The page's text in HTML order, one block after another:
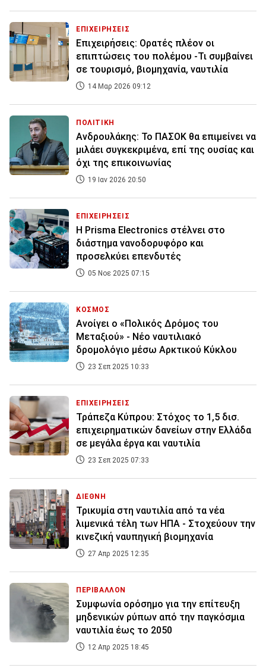
ΕΠΙΧΕΙΡΗΣΕΙΣ
Επιχειρήσεις: Ορατές πλέον οι
επιπτώσεις του πολέμου -Τι συμβαίνει
σε τουρισμό, βιομηχανία, ναυτιλία
14 Μαρ 2026 09:12
ΠΟΛΙΤΙΚΗ
Ανδρουλάκης: Το ΠΑΣΟΚ θα επιμείνει να
μιλάει συγκεκριμένα, επί της ουσίας και
όχι της επικοινωνίας
19 Ιαν 2026 20:50
ΕΠΙΧΕΙΡΗΣΕΙΣ
Η Prisma Electronics στέλνει στο
διάστημα νανοδορυφόρο και
προσελκύει επενδυτές
05 Νοε 2025 07:15
ΚΟΣΜΟΣ
Ανοίγει ο «Πολικός Δρόμος του
Μεταξιού» - Νέο ναυτιλιακό
δρομολόγιο μέσω Αρκτικού Κύκλου
23 Σεπ 2025 10:33
ΕΠΙΧΕΙΡΗΣΕΙΣ
Τράπεζα Κύπρου: Στόχος το 1,5 δισ.
επιχειρηματικών δανείων στην Ελλάδα
σε μεγάλα έργα και ναυτιλία
23 Σεπ 2025 07:33
ΔΙΕΘΝΗ
Τρικυμία στη ναυτιλία από τα νέα
λιμενικά τέλη των ΗΠΑ - Στοχεύουν την
κινεζική ναυπηγική βιομηχανία
27 Απρ 2025 12:35
ΠΕΡΙΒΑΛΛΟΝ
Συμφωνία ορόσημο για την επίτευξη
μηδενικών ρύπων από την παγκόσμια
ναυτιλία έως το 2050
12 Απρ 2025 18:45